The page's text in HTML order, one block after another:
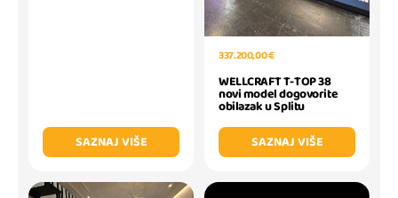
SAZNAJ VIŠE
337.200,00 €
WELLCRAFT T-TOP 38
novi model dogovorite
obilazak u Splitu
SAZNAJ VIŠE